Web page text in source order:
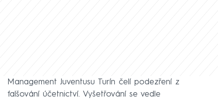
Management Juventusu Turín čelí podezření z
falšování účetnictví. Vyšetřování se vedle